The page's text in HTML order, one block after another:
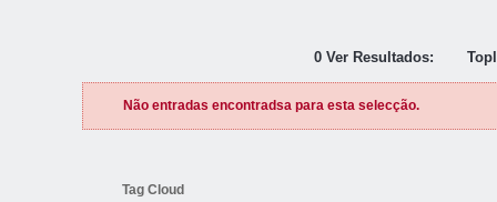
0 Ver Resultados:
Não entradas encontradsa para esta selecção.
Tag Cloud